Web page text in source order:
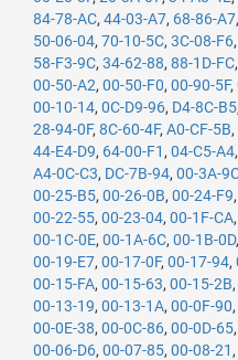
84-78-AC, 44-03-A7, 68-86-A7,
50-06-04, 70-10-5C, 3C-08-F6,
58-F3-9C, 34-62-88, 88-1D-FC,
00-50-A2, 00-50-F0, 00-90-5F,
00-10-14, 0C-D9-96, D4-8C-B5
28-94-0F, 8C-60-4F, A0-CF-5B,
44-E4-D9, 64-00-F1 , 04-C5-A4,
A4-0C-C3, DC-7B-94, 00-3A-
00-25-B5, 00-26-0B, 00-24-F9,
00-22-55, 00-23-04, 00-1F-CA,
00-1C-0E, 00-1A-6C, 00-1B-0D,
00-19-E7, 00-17-0F, 00-17-94,
00-15-FA, 00-15-63, 00-15-2B,
00-13-19, 00-13-1A, 00-0F-90,
00-0E-38, 00-0C-86, 00-0D-65,
00-06-D6, 00-07-85, 00-08-21 ,